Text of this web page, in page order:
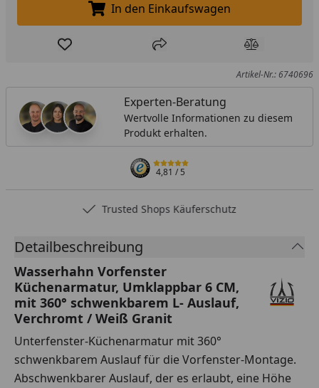
In den Einkaufswagen legen
In den Einkaufswagen
Produkt zur Wunschliste hinzufügen
Teilen Produkt
Artikel-Nr.: 6740696
Experten-Beratung
Wertvolle Informationen zu diesem
Produkt erhalten.
4,81/ 5
Trusted Shops Käuferschutz
Detailbeschreibung
Wasserhahn Vorfenster
Küchenarmatur, Umklappbar 6 CM,
mit 360° schwenkbarem L- Auslauf,
Verchromt / Weiß Granit
Unterfenster-Küchenarmatur mit 360°
schwenkbarem Auslauf für die Vorfenster-Montage.
Abschwenkbarer Auslauf, der es erlaubt, eine Höhe